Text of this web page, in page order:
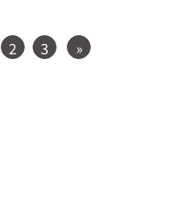
2 3 »